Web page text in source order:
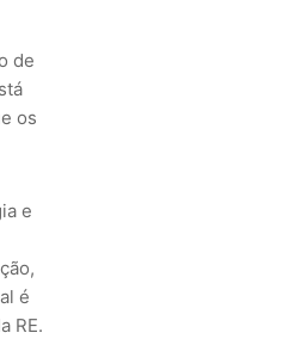
de
os
e
é
RE.